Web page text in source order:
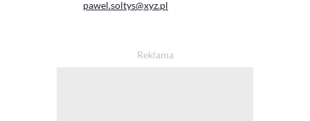
pawel.soltys@xyz.pl